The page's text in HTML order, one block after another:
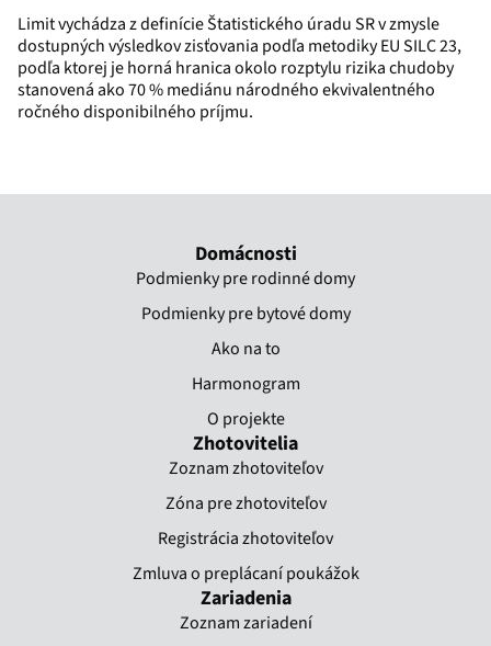
Limit vychádza z definície Štatistického úradu SR v zmysle
dostupných výsledkov zisťovania podľa metodiky EU SILC 23,
podľa ktorej je horná hranica okolo rozptylu rizika chudoby
stanovená ako 70 % mediánu národného ekvivalentného
ročného disponibilného príjmu.
Domácnosti
Podmienky pre rodinné domy
Podmienky pre bytové domy
Ako na to
Harmonogram
O projekte
Zhotovitelia
Zoznam zhotoviteľov
Zóna pre zhotoviteľov
Registrácia zhotoviteľov
Zmluva o preplácaní poukážok​
Zariadenia
Zoznam zariadení